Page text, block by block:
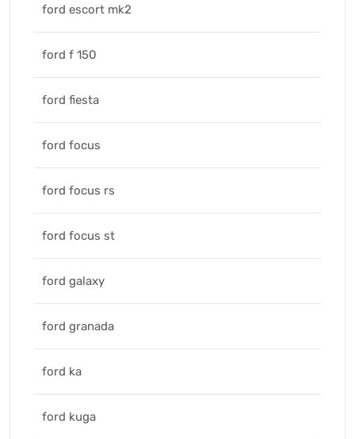
ford escort mk2
ford f 150
ford fiesta
ford focus
ford focus rs
ford focus st
ford galaxy
ford granada
ford ka
ford kuga